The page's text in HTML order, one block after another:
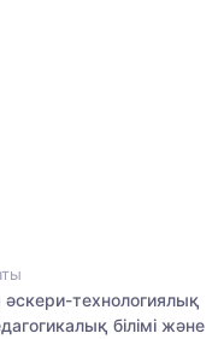
технологиялық
білімі және